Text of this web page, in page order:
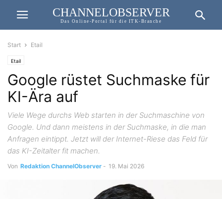
CHANNELOBSERVER
Das Online-Portal für die ITK-Branche
Start Etail
Etail
Google rüstet Suchmaske für
KI-Ära auf
Viele Wege durchs Web starten in der Suchmaschine von
Google. Und dann meistens in der Suchmaske, in die man
Anfragen eintippt. Jetzt will der Internet-Riese das Feld für
das KI-Zeitalter fit machen.
Von Redaktion ChannelObserver - 19. Mai 2026